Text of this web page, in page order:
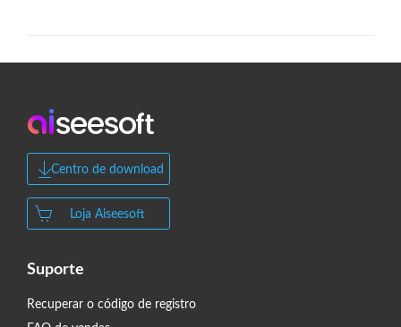
Centro de download
Loja Aiseesoft
Suporte
Recuperar o código de registro